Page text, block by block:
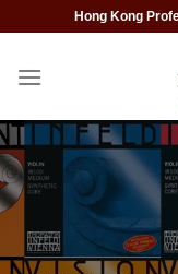
content
Hong Kong